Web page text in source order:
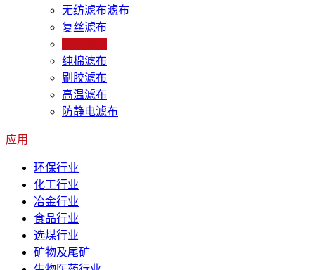
无纺滤布滤布
复丝滤布
纯棉滤布
刷胶滤布
高温滤布
防静电滤布
应用
环保行业
化工行业
冶金行业
食品行业
选煤行业
矿物及尾矿